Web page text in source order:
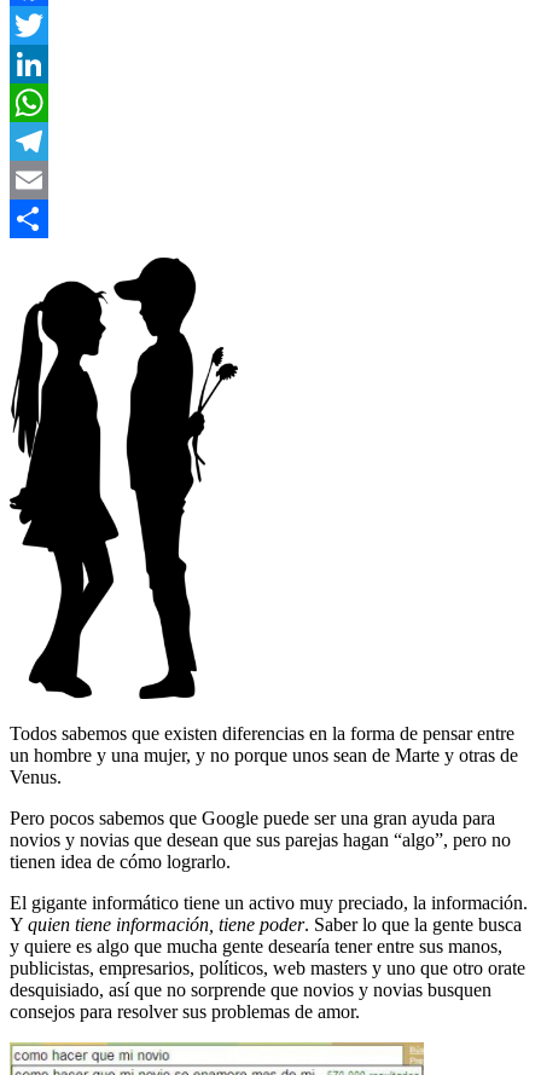
Facebook
Twitter
LinkedIn
WhatsApp
Telegram
Email
Todos sabemos que existen diferencias en la forma de pensar entre
un hombre y una mujer, y no porque unos sean de Marte y otras de
Venus.
Pero pocos sabemos que Google puede ser una gran ayuda para
novios y novias que desean que sus parejas hagan “algo”, pero no
tienen idea de cómo lograrlo.
El gigante informático tiene un activo muy preciado, la información.
Y quien tiene información, tiene poder. Saber lo que la gente busca
y quiere es algo que mucha gente desearía tener entre sus manos,
publicistas, empresarios, políticos, web masters y uno que otro orate
desquisiado, así que no sorprende que novios y novias busquen
consejos para resolver sus problemas de amor.